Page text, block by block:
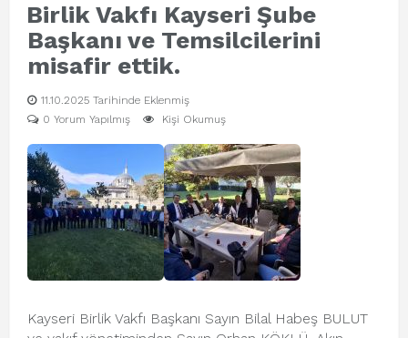
Birlik Vakfı Kayseri Şube
Başkanı ve Temsilcilerini
misafir ettik.
11.10.2025 Tarihinde Eklenmiş
0 Yorum Yapılmış
Kişi Okumuş
Kayseri Birlik Vakfı Başkanı Sayın Bilal Habeş BULUT